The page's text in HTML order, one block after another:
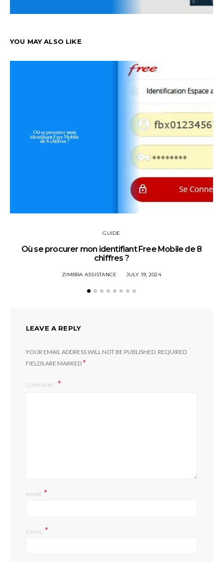
YOU MAY ALSO LIKE
GUIDE
Où se procurer mon identifiant Free Mobile de 8
chiffres ?
ZIMBRA ASSISTANCE JULY 19, 2024
LEAVE A REPLY
YOUR EMAIL ADDRESS WILL NOT BE PUBLISHED. REQUIRED
FIELDS ARE MARKED*
COMMENT
NAME *
EMAIL *